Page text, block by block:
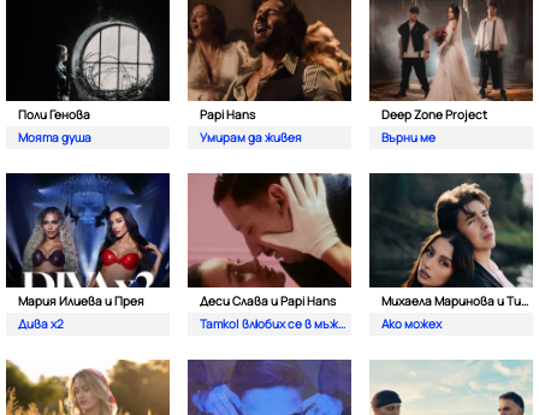
Поли Генова
Моята душа
Papi Hans
Умирам да живея
Deep Zone Project
Върни ме
Мария Илиева и Прея
Дива х2
Деси Слава и Papi Hans
Татко| влюбих се в мъжкар
Михаела Маринова и Тино
Ако можех